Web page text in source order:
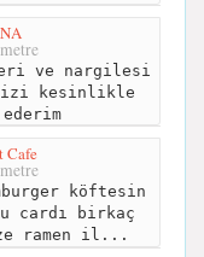
ve nargilesi
kesinlikle
Cafe
köftesin
cardı birkaç
ramen il...